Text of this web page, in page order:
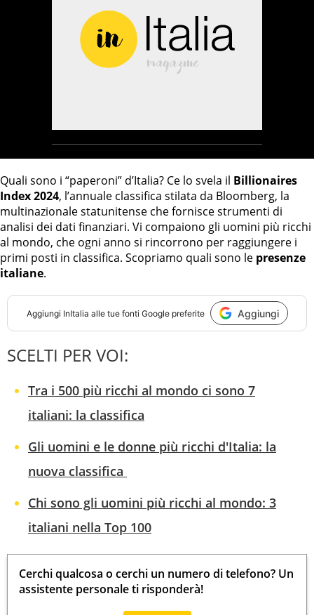
Quali sono i “paperoni” d’Italia? Ce lo svela il Billionaires
Index 2024, l’annuale classifica stilata da Bloomberg, la
multinazionale statunitense che fornisce strumenti di
analisi dei dati finanziari. Vi compaiono gli uomini più ricchi
al mondo, che ogni anno si rincorrono per raggiungere i
primi posti in classifica. Scopriamo quali sono le presenze
italiane.
Aggiungi InItalia alle tue fonti Google preferite Aggiungi
SCELTI PER VOI:
Tra i 500 più ricchi al mondo ci sono 7
italiani: la classifica
Gli uomini e le donne più ricchi d'Italia: la
nuova classifica
Chi sono gli uomini più ricchi al mondo: 3
italiani nella Top 100
Cerchi qualcosa o cerchi un numero di telefono? Un
assistente personale ti risponderà!